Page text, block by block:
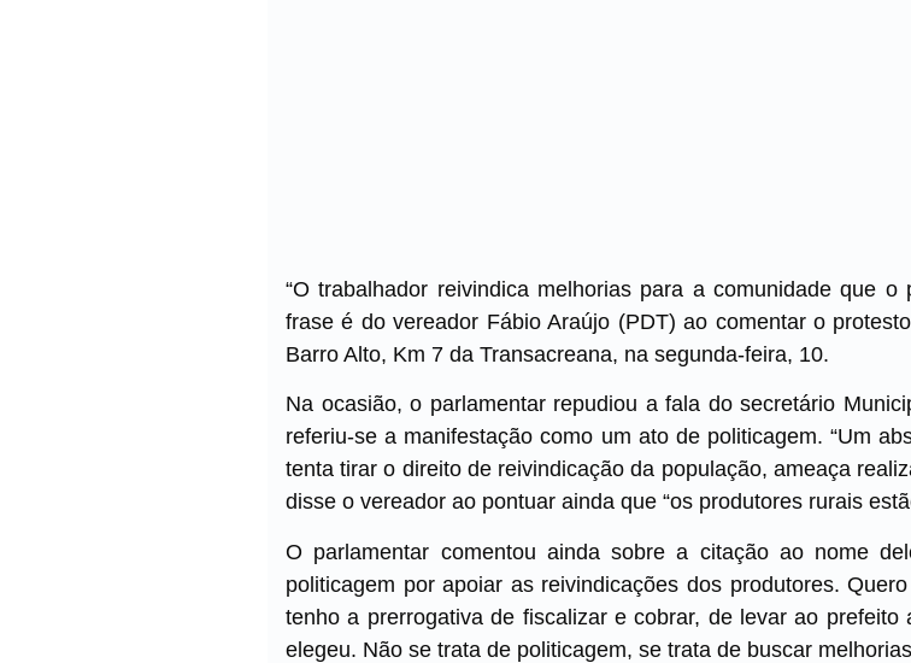
“O trabalhador reivindica melhorias para a comunidade que
frase é do vereador Fábio Araújo (PDT) ao comentar o
Barro Alto, Km 7 da Transacreana, na segunda-feira, 10.
Na ocasião, o parlamentar repudiou a fala do secretário
referiu-se a manifestação como um ato de politicagem. “Um
tenta tirar o direito de reivindicação da população, ameaça
disse o vereador ao pontuar ainda que “os produtores rurais
O parlamentar comentou ainda sobre a citação ao nome
politicagem por apoiar as reivindicações dos produtores.
tenho a prerrogativa de fiscalizar e cobrar, de levar ao
elegeu. Não se trata de politicagem, se trata de buscar